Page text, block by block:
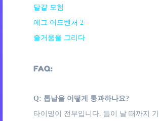
달걀 모험
에그 어드벤처 2
즐거움을 그리다
FAQ:
Q: 톱날을 어떻게 통과하나요?
타이밍이 전부입니다. 틈이 날 때까지